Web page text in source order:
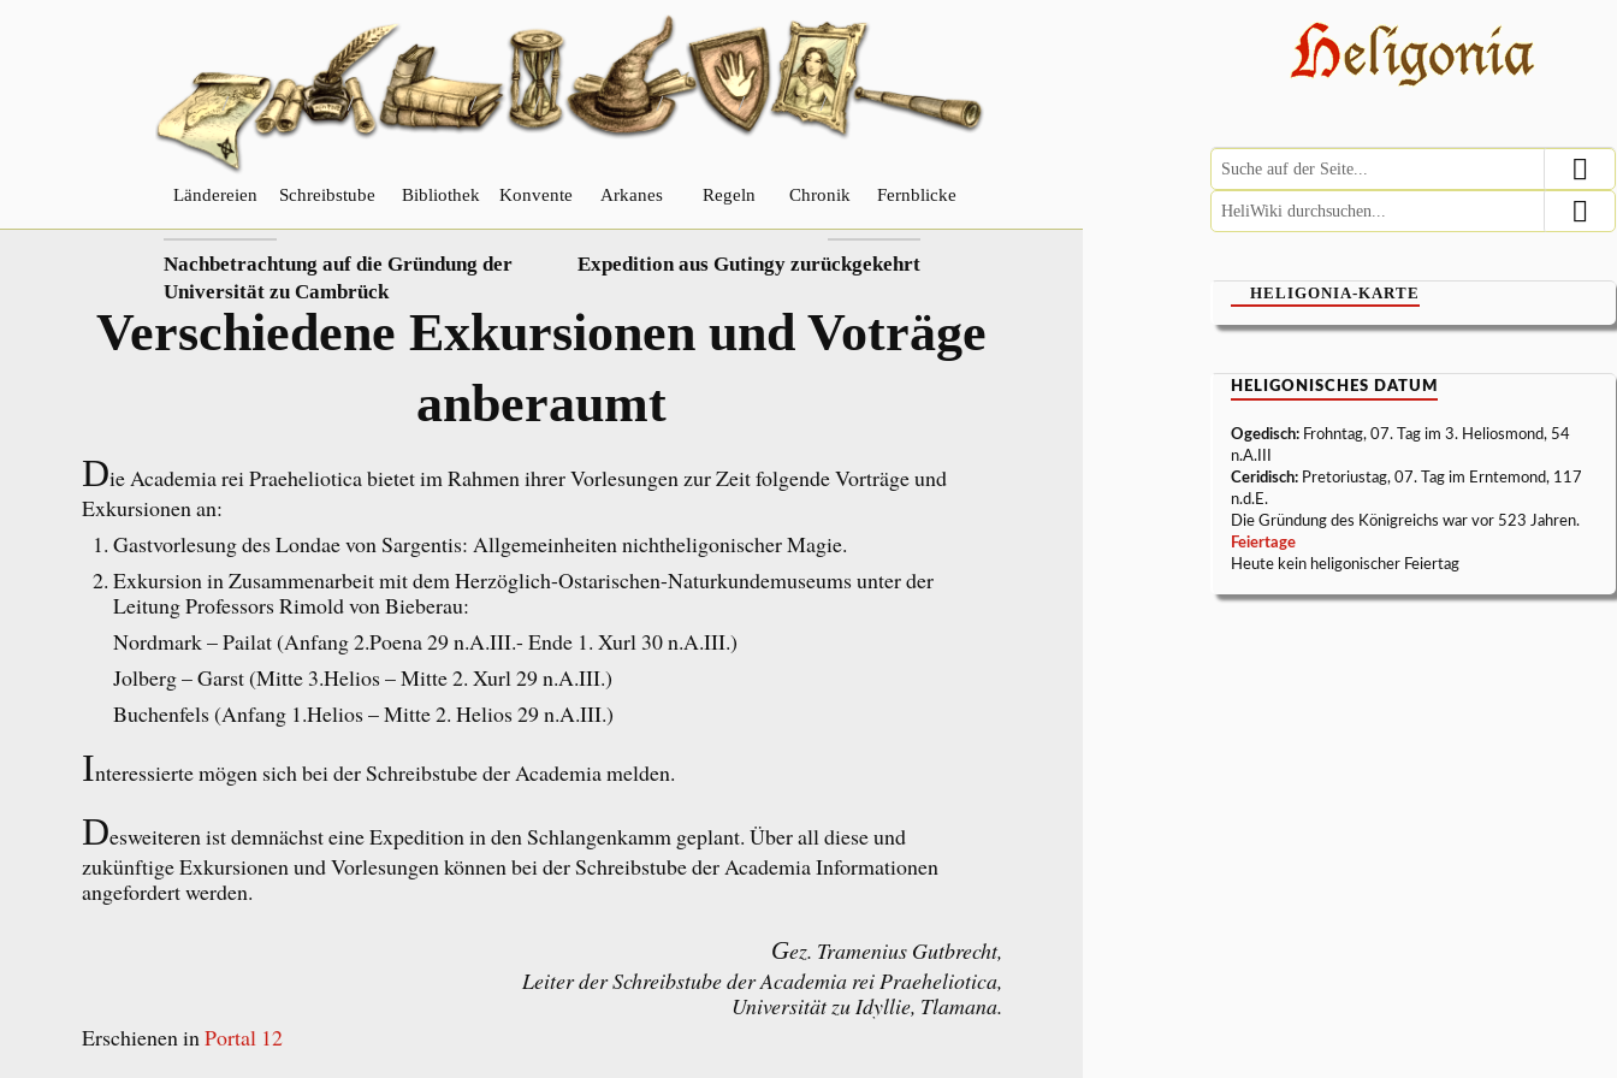
Ländereien Schreibstube Bibliothek Konvente Arkanes Regeln Chronik Fernblicke
Verschiedene Exkursionen und Voträge
anberaumt
Die Academia rei Praeheliotica bietet im Rahmen ihrer Vorlesungen zur Zeit folgende Vorträge und
Exkursionen an:
Gastvorlesung des Londae von Sargentis: Allgemeinheiten nichtheligonischer Magie.
Exkursion in Zusammenarbeit mit dem Herzöglich-Ostarischen-Naturkundemuseums unter der
Leitung Professors Rimold von Bieberau:
Nordmark – Pailat (Anfang 2.Poena 29 n.A.III.- Ende 1. Xurl 30 n.A.III.)
Jolberg – Garst (Mitte 3.Helios – Mitte 2. Xurl 29 n.A.III.)
Buchenfels (Anfang 1.Helios – Mitte 2. Helios 29 n.A.III.)
Interessierte mögen sich bei der Schreibstube der Academia melden.
Desweiteren ist demnächst eine Expedition in den Schlangenkamm geplant. Über all diese und
zukünftige Exkursionen und Vorlesungen können bei der Schreibstube der Academia Informationen
angefordert werden.
Gez. Tramenius Gutbrecht,
Leiter der Schreibstube der Academia rei Praeheliotica,
Universität zu Idyllie, Tlamana.
Erschienen inPortal 12
Nachbetrachtung auf die Gründung der
Universität zu Cambrück
Expedition aus Gutingy zurückgekehrt
HELIGONIA-KARTE
HELIGONISCHES DATUM
Ogedisch:Frohntag, 07. Tag im 3. Heliosmond, 54
n.A.III
Ceridisch:Pretoriustag, 07. Tag im Erntemond, 117
n.d.E.
Die Gründung des Königreichs war vor 523 Jahren.
Feiertage
Heute kein heligonischer Feiertag